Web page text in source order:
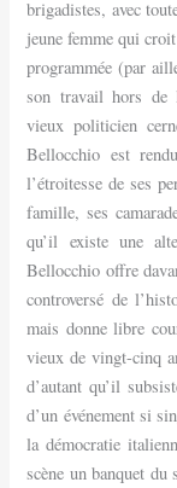
brigadistes, avec
jeune femme qui
programmée (par
son travail hors de
vieux politicien
Bellocchio est
l’étroitesse de ses
famille, ses
qu’il existe une
Bellocchio offre
controversé de
mais donne libre
vieux de vingt-cinq
d’autant qu’il
d’un événement si
la démocratie
scène un banquet du